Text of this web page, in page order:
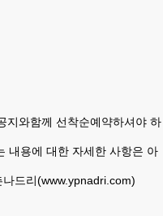
지와함께 선착순예약하셔야 하
내용에 대한 자세한 사항은 아